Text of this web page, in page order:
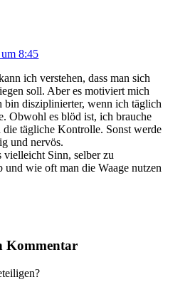
8:45
ich verstehen, dass man sich
soll. Aber es motiviert mich
bin disziplinierter, wenn ich täglich
Obwohl es blöd ist, ich brauche
tägliche Kontrolle. Sonst werde
und nervös.
vielleicht Sinn, selber zu
und wie oft man die Waage nutzen
Kommentar